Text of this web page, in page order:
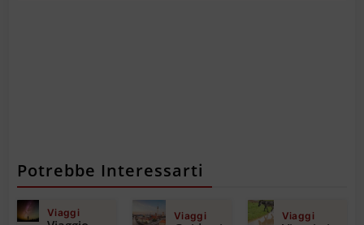
Potrebbe Interessarti
Viaggi Viaggi Viaggi